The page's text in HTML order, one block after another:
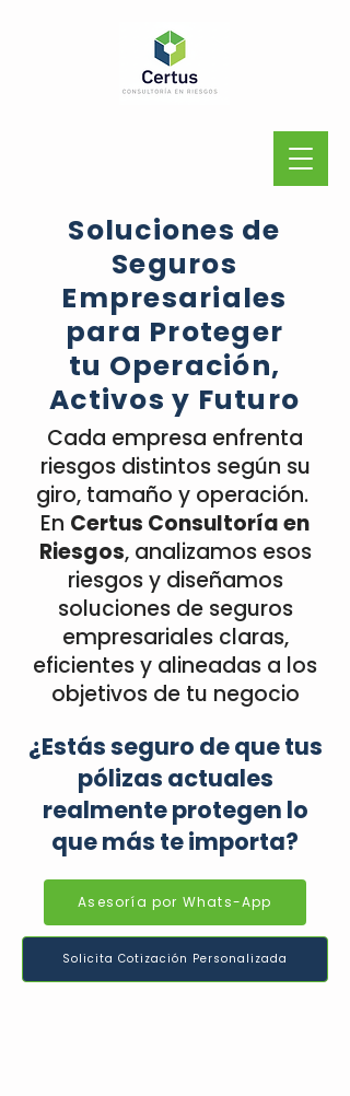
Soluciones de
Seguros
Empresariales
para Proteger
tu Operación,
Activos y Futuro
Cada empresa enfrenta
riesgos distintos según su
giro, tamaño y operación.
En Certus Consultoría en
Riesgos, analizamos esos
riesgos y diseñamos
soluciones de seguros
empresariales claras,
eficientes y alineadas a los
objetivos de tu negocio
¿Estás seguro de que tus
pólizas actuales
realmente protegen lo
que más te importa?
Asesoría por Whats-App
Solicita Cotización Personalizada